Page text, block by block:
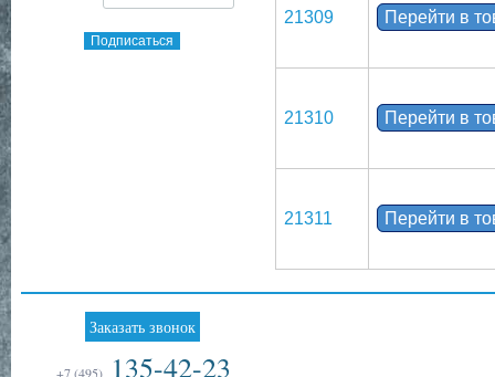
Подписаться
21309 Перейти в
21310 Перейти в
21311 Перейти в
Заказать звонок
+7 (495) 135-42-23